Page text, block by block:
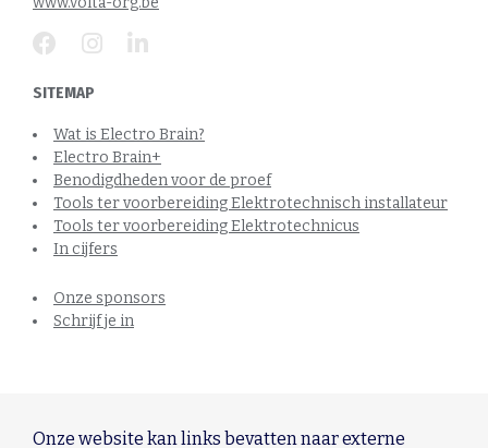
SITEMAP
Wat is Electro Brain?
Electro Brain+
Benodigdheden voor de proef
Tools ter voorbereiding Elektrotechnisch installateur
Tools ter voorbereiding Elektrotechnicus
In cijfers
Onze sponsors
Schrijf je in
Onze website kan links bevatten naar externe